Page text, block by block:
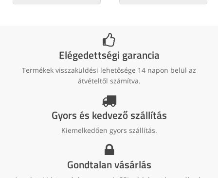
Elégedettségi garancia
Termékek visszaküldési lehetősége 14 napon belül az
átvételtől számítva.
Gyors és kedvező szállítás
Kiemelkedően gyors szállítás.
Gondtalan vásárlás